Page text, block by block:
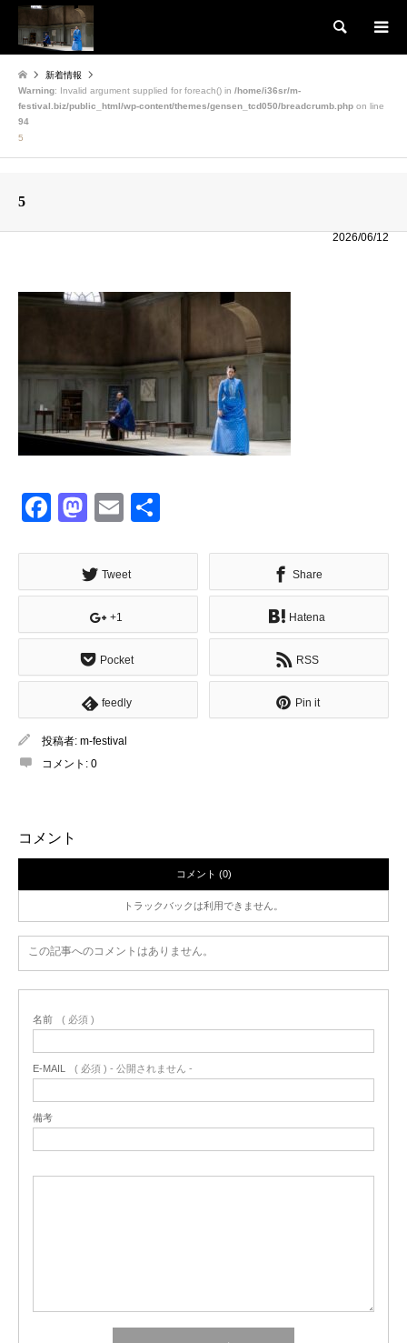
検索
新着情報
Warning: Invalid argument supplied for foreach() in /home/i36sr/m-
festival.biz/public_html/wp-content/themes/gensen_tcd050/breadcrumb.php on line
94
5
5
2026/06/12
Facebook
Mastodon
Email
Tweet Share
+1 Hatena
Pocket RSS
feedly Pin it
投稿者: m-festival
コメント: 0
コメント
コメント (0)
トラックバックは利用できません。
この記事へのコメントはありません。
名前 ( 必須 )
E-MAIL ( 必須 ) - 公開されません -
備考